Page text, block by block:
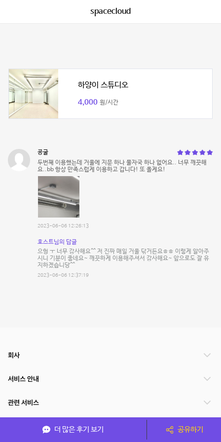
spacecloud
하양이 스튜디오
4,000 원/시간
굥굴
두번째 이용했는데 거울에 지문 하나 물자국 하나 없어요.. 너무 깨끗해
요..bb 항상 만족스럽게 이용하고 갑니다! 또 올게요!
2023-06-06 12:26:13
호스트님의 답글
으헝 ㅜ 너무 감사해요^^ 저 진짜 매일 거울 닦거든요ㅎㅎ 이렇게 알아주
시니 기분이 좋네요~ 깨끗하게 이용해주셔서 감사해요~ 앞으로도 잘 유
지하겠습니당^^
2023-06-06 12:37:19
더 많은 후기 보기 공유하기
회사
서비스 안내
관련 서비스